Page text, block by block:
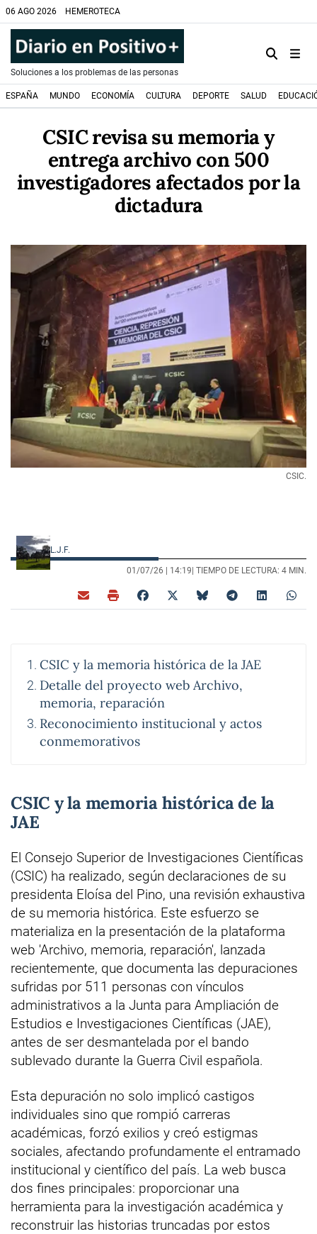
06 AGO 2026 HEMEROTECA
Soluciones a los problemas de las personas
ESPAÑA MUNDO ECONOMÍA CULTURA DEPORTE SALUD
CSIC revisa su memoria y
entrega archivo con 500
investigadores afectados por la
dictadura
CSIC.
L.J.F.
01/07/26 | 14:19| TIEMPO DE LECTURA: 4 MIN.
CSIC y la memoria histórica de la JAE
Detalle del proyecto web Archivo,
memoria, reparación
Reconocimiento institucional y actos
conmemorativos
CSIC y la memoria histórica de la
JAE
El Consejo Superior de Investigaciones Científicas
(CSIC) ha realizado, según declaraciones de su
presidenta Eloísa del Pino, una revisión exhaustiva
de su memoria histórica. Este esfuerzo se
materializa en la presentación de la plataforma
web 'Archivo, memoria, reparación', lanzada
recientemente, que documenta las depuraciones
sufridas por 511 personas con vínculos
administrativos a la Junta para Ampliación de
Estudios e Investigaciones Científicas (JAE),
antes de ser desmantelada por el bando
sublevado durante la Guerra Civil española.
Esta depuración no solo implicó castigos
individuales sino que rompió carreras
académicas, forzó exilios y creó estigmas
sociales, afectando profundamente el entramado
institucional y científico del país. La web busca
dos fines principales: proporcionar una
herramienta para la investigación académica y
reconstruir las historias truncadas por estos